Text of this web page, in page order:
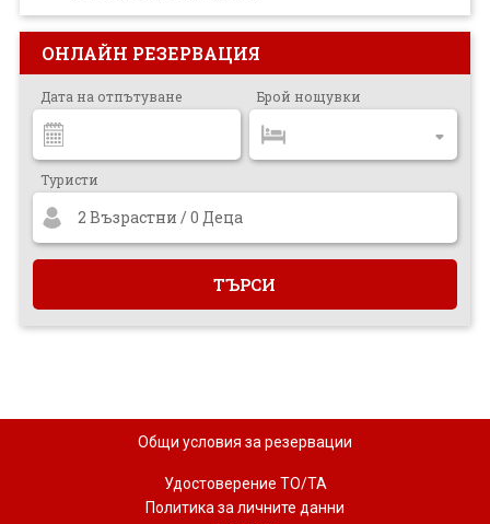
ОНЛАЙН РЕЗЕРВАЦИЯ
Дата на отпътуване Брой нощувки
Туристи
2 Възрастни / 0 Деца
Общи условия за резервации
Удостоверение ТО/ТА
Политика за личните данни